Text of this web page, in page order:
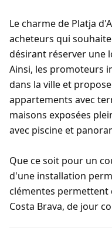
Le charme de Platja
acheteurs qui
désirant réserver une
Ainsi, les promoteurs
dans la ville et
appartements avec
maisons exposées
avec piscine et
Que ce soit pour un
d'une installation
clémentes permettent
Costa Brava, de jour